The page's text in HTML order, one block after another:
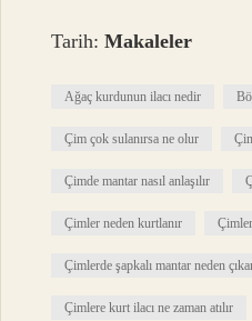
Tarih:Makaleler
Ağaç kurdunun ilacı nedir
Çim çok sulanırsa ne olur
Çimde mantar nasıl anlaşılır
Çimler neden kurtlanır
Çimlerde şapkalı mantar neden
Çimlere kurt ilacı ne zaman atılır